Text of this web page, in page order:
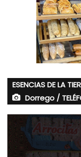
ESENCIAS DE LA
Dorrego /